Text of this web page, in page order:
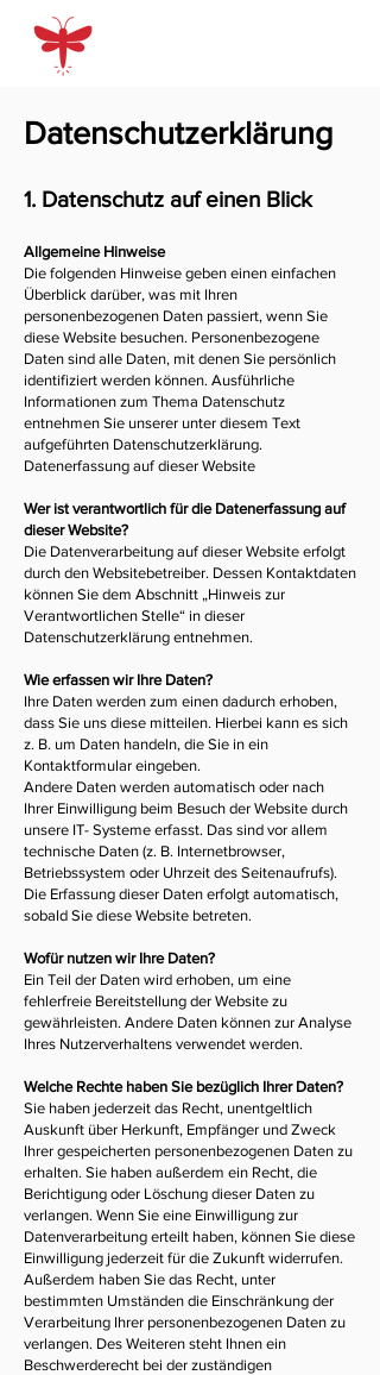
Datenschutzerklärung
1. Datenschutz auf einen Blick
Allgemeine Hinweise
Die folgenden Hinweise geben einen einfachen
Überblick darüber, was mit Ihren
personenbezogenen Daten passiert, wenn Sie
diese Website besuchen. Personenbezogene
Daten sind alle Daten, mit denen Sie persönlich
identifiziert werden können. Ausführliche
Informationen zum Thema Datenschutz
entnehmen Sie unserer unter diesem Text
aufgeführten Datenschutzerklärung.
Datenerfassung auf dieser Website
Wer ist verantwortlich für die Datenerfassung auf
dieser Website?
Die Datenverarbeitung auf dieser Website erfolgt
durch den Websitebetreiber. Dessen Kontaktdaten
können Sie dem Abschnitt „Hinweis zur
Verantwortlichen Stelle“ in dieser
Datenschutzerklärung entnehmen.
Wie erfassen wir Ihre Daten?
Ihre Daten werden zum einen dadurch erhoben,
dass Sie uns diese mitteilen. Hierbei kann es sich
z. B. um Daten handeln, die Sie in ein
Kontaktformular eingeben.
Andere Daten werden automatisch oder nach
Ihrer Einwilligung beim Besuch der Website durch
unsere IT- Systeme erfasst. Das sind vor allem
technische Daten (z. B. Internetbrowser,
Betriebssystem oder Uhrzeit des Seitenaufrufs).
Die Erfassung dieser Daten erfolgt automatisch,
sobald Sie diese Website betreten.
Wofür nutzen wir Ihre Daten?
Ein Teil der Daten wird erhoben, um eine
fehlerfreie Bereitstellung der Website zu
gewährleisten. Andere Daten können zur Analyse
Ihres Nutzerverhaltens verwendet werden.
Welche Rechte haben Sie bezüglich Ihrer Daten?
Sie haben jederzeit das Recht, unentgeltlich
Auskunft über Herkunft, Empfänger und Zweck
Ihrer gespeicherten personenbezogenen Daten zu
erhalten. Sie haben außerdem ein Recht, die
Berichtigung oder Löschung dieser Daten zu
verlangen. Wenn Sie eine Einwilligung zur
Datenverarbeitung erteilt haben, können Sie diese
Einwilligung jederzeit für die Zukunft widerrufen.
Außerdem haben Sie das Recht, unter
bestimmten Umständen die Einschränkung der
Verarbeitung Ihrer personenbezogenen Daten zu
verlangen. Des Weiteren steht Ihnen ein
Beschwerderecht bei der zuständigen